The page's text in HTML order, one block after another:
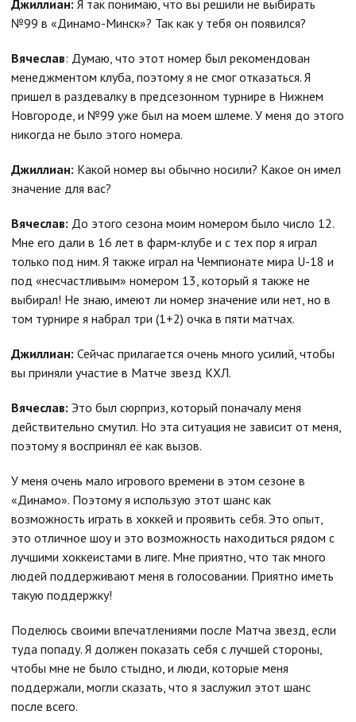
Джиллиан: Я так понимаю, что вы решили не выбирать
№99 в «Динамо-Минск»? Так как у тебя он появился?
Вячеслав: Думаю, что этот номер был рекомендован
менеджментом клуба, поэтому я не смог отказаться. Я
пришел в раздевалку в предсезонном турнире в Нижнем
Новгороде, и №99 уже был на моем шлеме. У меня до этого
никогда не было этого номера.
Джиллиан: Какой номер вы обычно носили? Какое он имел
значение для вас?
Вячеслав: До этого сезона моим номером было число 12.
Мне его дали в 16 лет в фарм-клубе и с тех пор я играл
только под ним. Я также играл на Чемпионате мира U-18 и
под «несчастливым» номером 13, который я также не
выбирал! Не знаю, имеют ли номер значение или нет, но в
том турнире я набрал три (1+2) очка в пяти матчах.
Джиллиан: Сейчас прилагается очень много усилий, чтобы
вы приняли участие в Матче звезд КХЛ.
Вячеслав: Это был сюрприз, который поначалу меня
действительно смутил. Но эта ситуация не зависит от меня,
поэтому я воспринял её как вызов.
У меня очень мало игрового времени в этом сезоне в
«Динамо». Поэтому я использую этот шанс как
возможность играть в хоккей и проявить себя. Это опыт,
это отличное шоу и это возможность находиться рядом с
лучшими хоккеистами в лиге. Мне приятно, что так много
людей поддерживают меня в голосовании. Приятно иметь
такую поддержку!
Поделюсь своими впечатлениями после Матча звезд, если
туда попаду. Я должен показать себя с лучшей стороны,
чтобы мне не было стыдно, и люди, которые меня
поддержали, могли сказать, что я заслужил этот шанс
после всего.